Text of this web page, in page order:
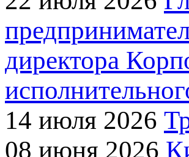
директора
14 июля 2026
08 июня 2026